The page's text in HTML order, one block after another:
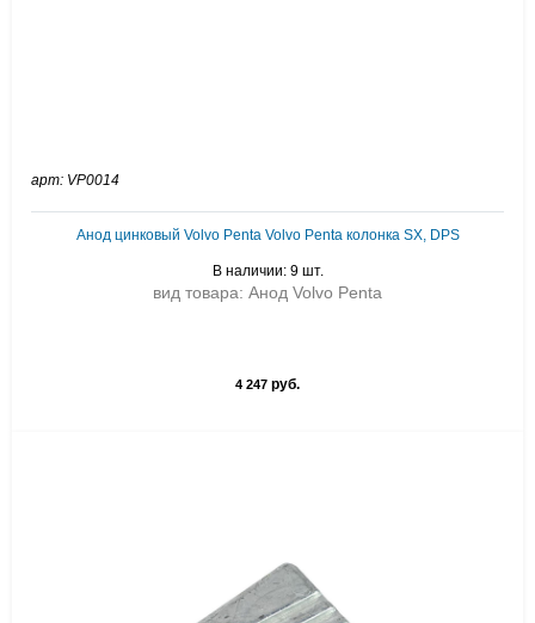
арт: VP0014
Анод цинковый Volvo Penta Volvo Penta колонка SX, DPS
В наличии: 9 шт.
вид товара: Анод Volvo Penta
4 247 руб.